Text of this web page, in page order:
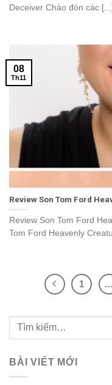
Deceiver Chào đón các
Review Son Tom Ford
Review Son Tom Ford
Tom Ford Heavenly
08
Th11
1 …
BÀI VIẾT MỚI